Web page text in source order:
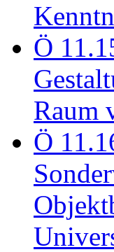
Ö
Raum
Ö